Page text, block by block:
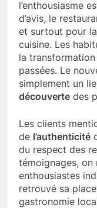
l’enthousiasme
d’avis, le
et surtout pour
cuisine. Les
la transformation
passées. Le
simplement un
découverte des
Les clients
de l’authenticité
du respect des
témoignages,
enthousiastes
retrouvé sa
gastronomie